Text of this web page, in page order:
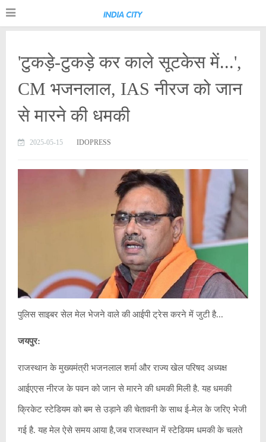
'टुकड़े-टुकड़े कर काले सूटकेस में...',
CM भजनलाल, IAS नीरज को जान
से मारने की धमकी
2025-05-15 IDOPRESS
पुलिस साइबर सेल मेल भेजने वाले की आईपी ट्रेस करने में जुटी है...
जयपुर:
राजस्थान के मुख्यमंत्री भजनलाल शर्मा और राज्य खेल परिषद अध्यक्ष
आईएएस नीरज के पवन को जान से मारने की धमकी मिली है. यह धमकी
क्रिकेट स्टेडियम को बम से उड़ाने की चेतावनी के साथ ई-मेल के जरिए भेजी
गई है. यह मेल ऐसे समय आया है,जब राजस्थान में स्टेडियम धमकी के चलते